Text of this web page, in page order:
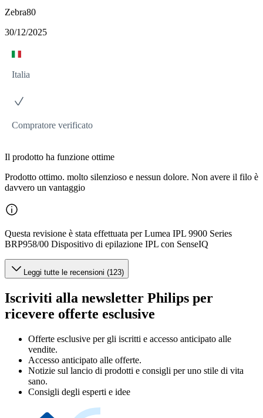
Zebra80
30/12/2025
Italia
Compratore verificato
Il prodotto ha funzione ottime
Prodotto ottimo. molto silenzioso e nessun dolore. Non avere il filo è
davvero un vantaggio
Questa revisione è stata effettuata per Lumea IPL 9900 Series
BRP958/00 Dispositivo di epilazione IPL con SenseIQ
Leggi tutte le recensioni (123)
Iscriviti alla newsletter Philips per
ricevere offerte esclusive
Offerte esclusive per gli iscritti e accesso anticipato alle
vendite.
Accesso anticipato alle offerte.
Notizie sul lancio di prodotti e consigli per uno stile di vita
sano.
Consigli degli esperti e idee